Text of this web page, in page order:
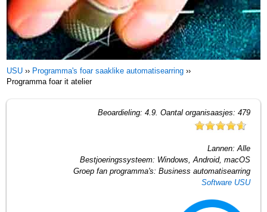
USU ›› Programma's foar saaklike automatisearring ››
Programma foar it atelier
Beoardieling: 4.9. Oantal organisaasjes: 479
Lannen: Alle
Bestjoeringssysteem: Windows, Android, macOS
Groep fan programma's: Business automatisearring
Software USU